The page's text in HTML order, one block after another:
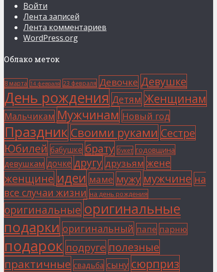
Войти
Лента записей
Лента комментариев
WordPress.org
Облако меток
8 марта 14 февраля 23 февраля Девочке Девушке
День рождения Детям Женщинам
Мальчикам Мужчинам Новый год
Праздник Своими руками Сестре
Юбилей бабушке брату букет годовщина
девушкам дочке другу друзьям жене
женщине идеи маме мужу мужчине на
все случаи жизни на день рождения
оригинальные оригинальные
подарки оригинальный папе парню
подарок подруге полезные
практичные свадьба сыну сюрприз